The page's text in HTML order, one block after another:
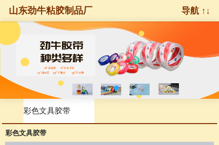
山东劲牛粘胶制品厂 导航 ↑↓
彩色文具胶带
彩色文具胶带